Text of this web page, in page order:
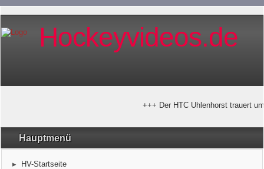
Hockeyvideos.de
+++ Der HTC Uhlenhorst trauert
Hauptmenü
HV-Startseite